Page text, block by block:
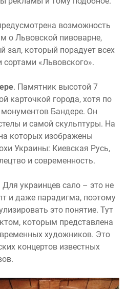
возможность
о Львовской пивоварне,
зал, который порадует всех
«Львовского».
. Памятник высотой 7
карточкой города, хотя по
Бандере. Он
и самой скульптуры. На
которых изображены
Украины: Киевская Русь,
и современность.
Для украинцев сало – это не
и даже парадигма, поэтому
это понятие. Тут
которым представлена
художников. Это
концертов известных